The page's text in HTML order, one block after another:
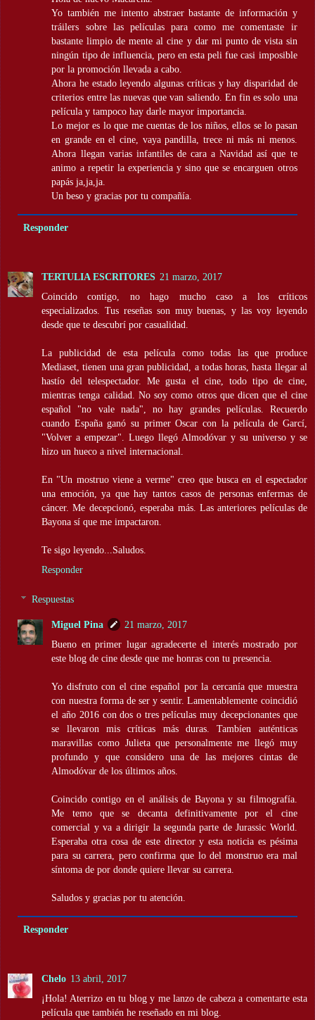
Yo también me intento abstraer bastante de información y
tráilers sobre las películas para como me comentaste ir
bastante limpio de mente al cine y dar mi punto de vista sin
ningún tipo de influencia, pero en esta peli fue casi imposible
por la promoción llevada a cabo.
Ahora he estado leyendo algunas críticas y hay disparidad de
criterios entre las nuevas que van saliendo. En fin es solo una
película y tampoco hay darle mayor importancia.
Lo mejor es lo que me cuentas de los niños, ellos se lo pasan
en grande en el cine, vaya pandilla, trece ni más ni menos.
Ahora llegan varias infantiles de cara a Navidad así que te
animo a repetir la experiencia y sino que se encarguen otros
papás ja,ja,ja.
Un beso y gracias por tu compañía.
Responder
TERTULIA ESCRITORES 21 marzo, 2017
Coincido contigo, no hago mucho caso a los críticos
especializados. Tus reseñas son muy buenas, y las voy leyendo
desde que te descubrí por casualidad.
La publicidad de esta película como todas las que produce
Mediaset, tienen una gran publicidad, a todas horas, hasta llegar al
hastío del telespectador. Me gusta el cine, todo tipo de cine,
mientras tenga calidad. No soy como otros que dicen que el cine
español "no vale nada", no hay grandes películas. Recuerdo
cuando España ganó su primer Oscar con la película de Garcí,
"Volver a empezar". Luego llegó Almodóvar y su universo y se
hizo un hueco a nivel internacional.
En "Un mostruo viene a verme" creo que busca en el espectador
una emoción, ya que hay tantos casos de personas enfermas de
cáncer. Me decepcionó, esperaba más. Las anteriores películas de
Bayona sí que me impactaron.
Te sigo leyendo...Saludos.
Responder
Respuestas
Miguel Pina
21 marzo, 2017
Bueno en primer lugar agradecerte el interés mostrado por
este blog de cine desde que me honras con tu presencia.
Yo disfruto con el cine español por la cercanía que muestra
con nuestra forma de ser y sentir. Lamentablemente coincidió
el año 2016 con dos o tres películas muy decepcionantes que
se llevaron mis críticas más duras. Tambíen auténticas
maravillas como Julieta que personalmente me llegó muy
profundo y que considero una de las mejores cintas de
Almodóvar de los últimos años.
Coincido contigo en el análisis de Bayona y su filmografía.
Me temo que se decanta definitivamente por el cine
comercial y va a dirigir la segunda parte de Jurassic World.
Esperaba otra cosa de este director y esta noticia es pésima
para su carrera, pero confirma que lo del monstruo era mal
síntoma de por donde quiere llevar su carrera.
Saludos y gracias por tu atención.
Responder
Chelo 13 abril, 2017
¡Hola! Aterrizo en tu blog y me lanzo de cabeza a comentarte esta
película que también he reseñado en mi blog.